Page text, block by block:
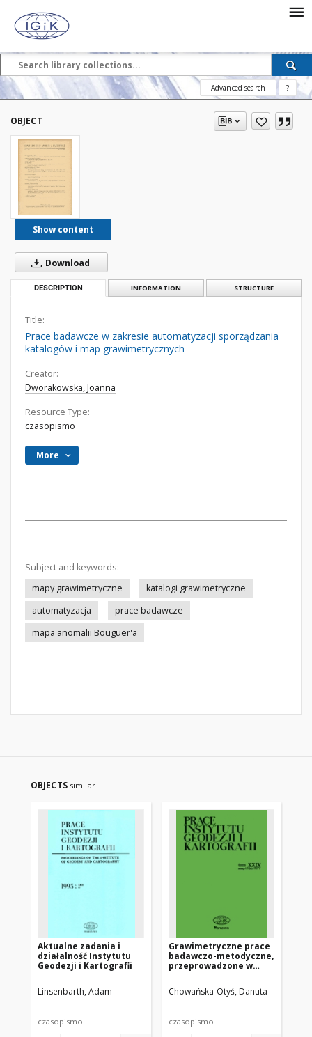
Advanced search ?
OBJECT
Show content
Download
DESCRIPTION INFORMATION STRUCTURE
Title:
Prace badawcze w zakresie automatyzacji sporządzania
katalogów i map grawimetrycznych
Creator:
Dworakowska, Joanna
Resource Type:
czasopismo
More
Subject and keywords:
mapy grawimetryczne
katalogi grawimetryczne
automatyzacja
prace badawcze
mapa anomalii Bouguer'a
OBJECTS similar
Aktualne zadania i
działalność Instytutu
Geodezji i Kartografii
Linsenbarth, Adam
czasopismo
Grawimetryczne prace
badawczo-metodyczne,
przeprowadzone w
Morza Bałtyckiego
Chowańska-Otyś, Danuta
czasopismo